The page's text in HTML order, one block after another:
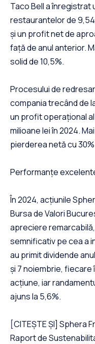
Taco Bell a
restaurantelor de
și un profit net de
față de anul anterior.
solid de 10,5%.
Procesului de
compania trecând de
un profit operațional
milioane lei în 2024.
pierderea netă cu
Performanțe
În 2024, acțiunile
Bursa de Valori
apreciere
semnificativ pe cea a
au primit dividende
și 7 noiembrie, fiecare
acțiune, iar
ajuns la 5,6%.
[CITEȘTE ȘI] Sphera
Raport de